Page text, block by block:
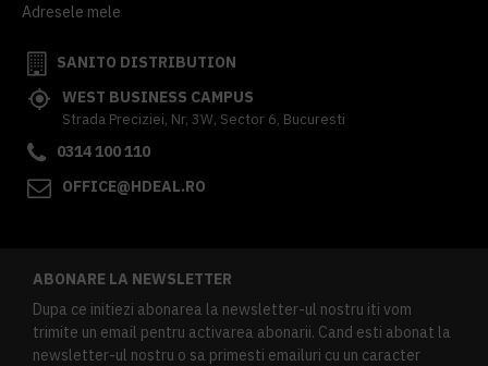
Adresele mele
SANITO DISTRIBUTION
WEST BUSINESS CAMPUS
Strada Preciziei, Nr, 3W, Sector 6, Bucuresti
0314 100 110
OFFICE@HDEAL.RO
ABONARE LA NEWSLETTER
Dupa ce initiezi abonarea la newsletter-ul nostru iti vom
trimite un email pentru activarea abonarii. Cand esti abonat la
newsletter-ul nostru o sa primesti emailuri cu un caracter